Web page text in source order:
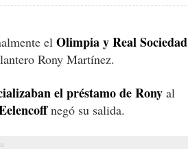
el Olimpia y Real Sociedad
Rony Martínez.
el préstamo de Rony al
negó su salida.